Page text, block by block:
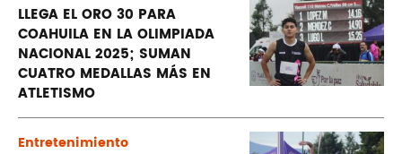
LLEGA EL ORO 30 PARA
COAHUILA EN LA OLIMPIADA
NACIONAL 2025; SUMAN
CUATRO MEDALLAS MÁS EN
ATLETISMO
Entretenimiento